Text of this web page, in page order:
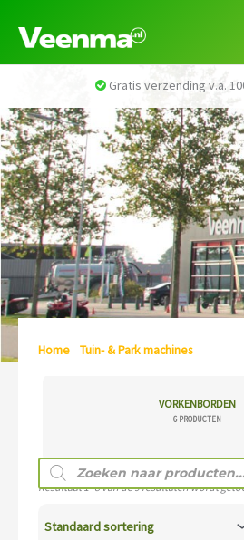
Home Tuin- & Park machines/ CERES
VORKENBORDEN
6 PRODUCTEN
Producten
zoeken
Resultaat 1–8 van de 9 resultaten wordt
Veilig betalen met